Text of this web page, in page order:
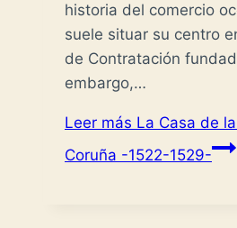
historia del comercio
suele situar su centro
de Contratación
embargo,…
Leer más La Casa de
Coruña -1522-1529-